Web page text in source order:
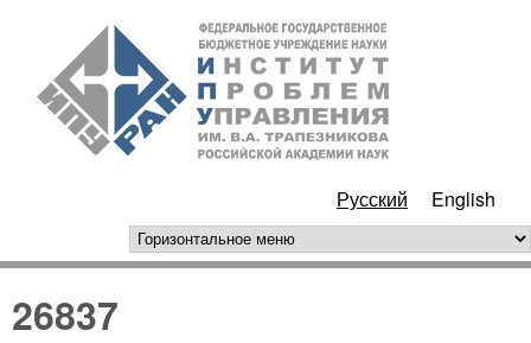
Перейти к основному
содержанию
РАН
Русский English
горизонтальное меню
26837